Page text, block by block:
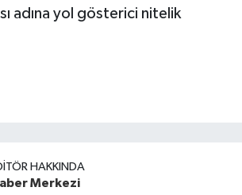
adına yol gösterici nitelik
HAKKINDA
Merkezi